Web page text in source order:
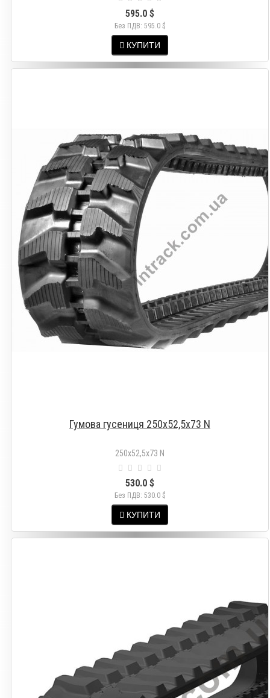
595.0 $
Без ПДВ: 595.0 $
КУПИТИ
Гумова гусениця 250х52,5х73 N
250х52,5х73 N
530.0 $
Без ПДВ: 530.0 $
КУПИТИ